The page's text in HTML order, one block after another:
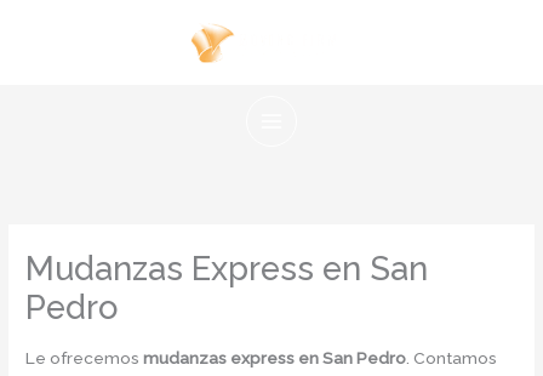
Mudanzas Express en San
Pedro
Le ofrecemos mudanzas express en San Pedro . Contamos